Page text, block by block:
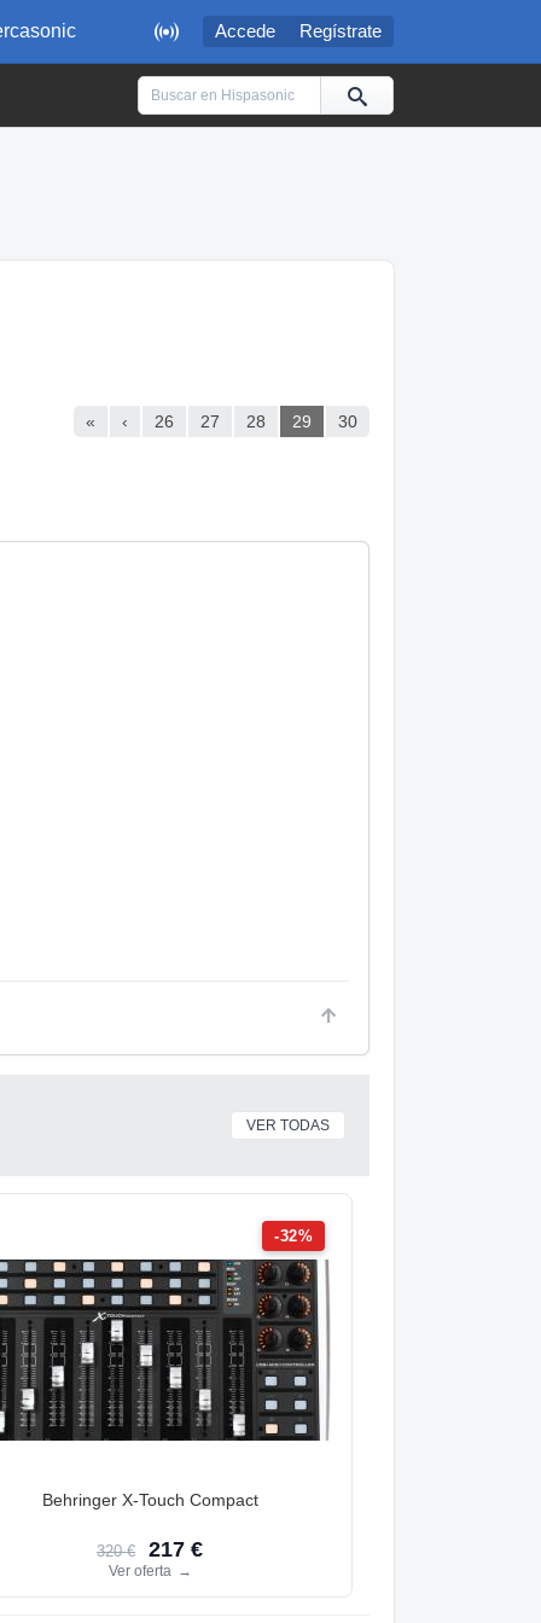
 Accede Regístrate
« ‹ 26 27 28 29 30
VER TODAS
-32%
Behringer X-Touch Compact
320 € 217 €
Ver oferta →